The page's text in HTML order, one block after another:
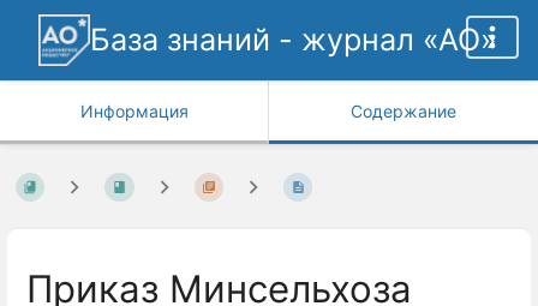
База знаний - журнал «АО»
Информация Содержание
Приказ Минсельхоза